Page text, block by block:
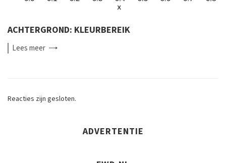
ACHTERGROND: KLEURBEREIK
Leesmeer
Reacties zijn gesloten.
ADVERTENTIE